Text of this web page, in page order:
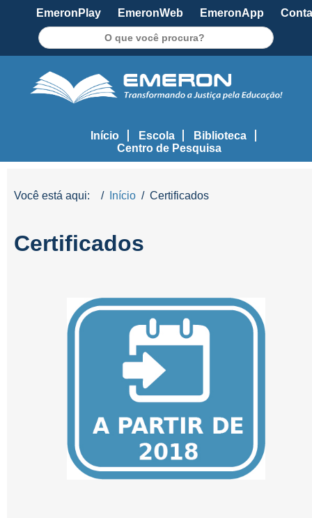
EmeronPlay EmeronWeb EmeronApp
Início Escola
Biblioteca
Centro de Pesquisa
Você está aqui: Início Certificados
Certificados